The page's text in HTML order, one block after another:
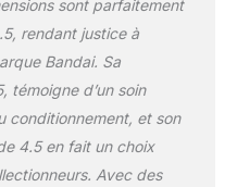
sont parfaitement
rendant justice à
Bandai. Sa
témoigne d’un soin
conditionnement, et son
4.5 en fait un choix
Avec des